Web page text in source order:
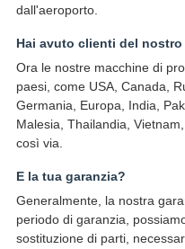
dall'aeroporto.
Hai avuto clienti del nostro
Ora le nostre macchine di
paesi, come USA, Canada,
Germania, Europa, India,
Malesia, Thailandia,
così via.
E la tua garanzia?
Generalmente, la nostra
periodo di garanzia,
sostituzione di parti,